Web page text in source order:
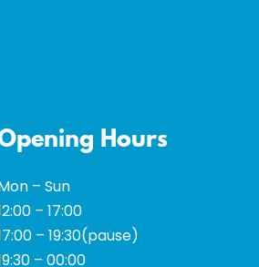
Hours
– Sun
– 17:00
– 19:30(pause)
– 00:00